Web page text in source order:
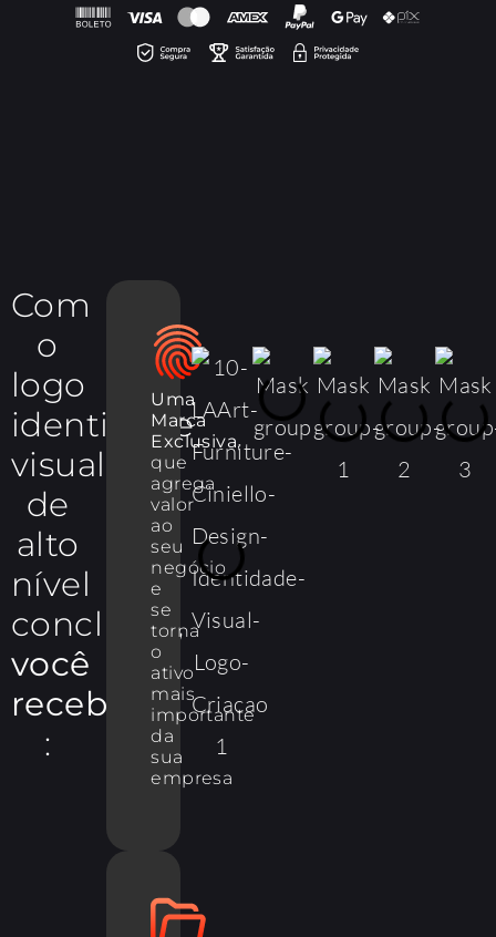
Com
o
logo
identidade
visual
de
alto
nível
concluída,
você
recebe
:
Uma
Marca
Exclusiva,
que
agrega
valor
ao
seu
negócio
e
se
torna
o
ativo
mais
importante
da
sua
empresa